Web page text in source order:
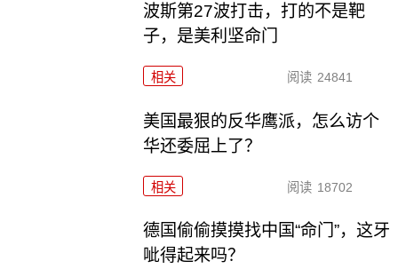
波斯第27波打击，打的不是靶
子，是美利坚命门
相关 阅读 24841
美国最狠的反华鹰派，怎么访个
华还委屈上了？
相关 阅读 18702
德国偷偷摸摸找中国“命门”，这牙
呲得起来吗？